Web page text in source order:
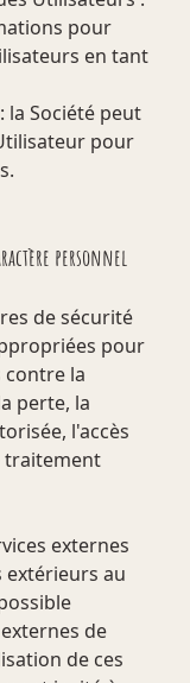
pour
en tant
la Société peut
pour
personnel
de sécurité
pour
contre la
perte, la
l'accès
traitement
externes
au
de
de ces